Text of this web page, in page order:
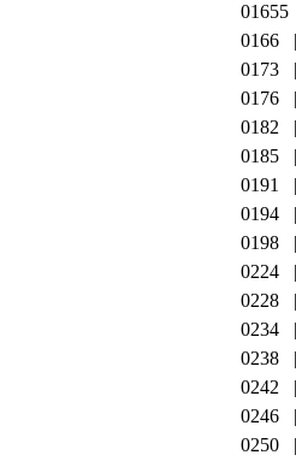
01655
0166
0173
0176
0182
0185
0191
0194
0198
0224
0228
0234
0238
0242
0246
0250